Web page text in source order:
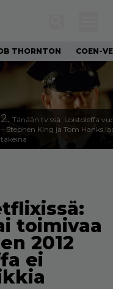
THORNTON COEN-
2. Tänään tv:ssä: Loistoleffa
– Stephen King ja Tom Hanks
takeina
toimivaa
2012
ei